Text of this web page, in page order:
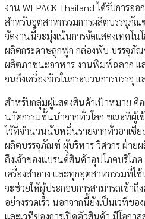
งาน WEPACK Thailand ได้รับการอ
สำหรับอุตสาหกรรมการผลิตบรรจุภัณ
จัดงานนี้จะมุ่งเน้นการจัดแสดงเทคโน
ผลิตกระดาษลูกฟูก กล่องพับ บรรจุภัณ
ผลิตภาชนะอาหาร งานพิมพ์ฉลาก
จนถึงเครื่องจักรในกระบวนการบรรจุ
สำหรับกลุ่มผู้แสดงสินค้าเป้าหมาย คือ
นวัตกรรมชั้นนำจากทั่วโลก ขณะที่ผู้เ
ไว้ที่จำนวนนับหมื่นรายจากทั่วอาเซีย
ผลิตบรรจุภัณฑ์ ผู้บริหาร วิศวกร ฝ่าย
ถึงเจ้าของแบรนด์สินค้าอุปโภคบริโภค
เครื่องสำอาง และทุกอุตสาหกรรมที่ใ
จะช่วยให้ผู้ประกอบการสามารถเข้าถึ
อย่างรวดเร็ว นอกจากนี้ยังเป็นเวทีข
และเวทีของการเปิดตัวสินค้า มีโอกา